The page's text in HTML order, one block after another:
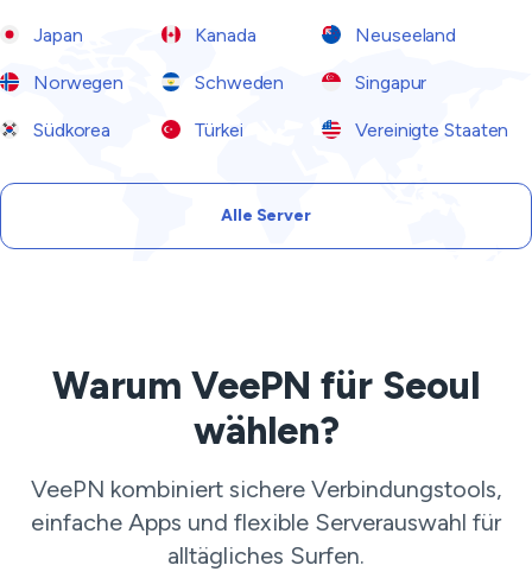
Japan Kanada Neuseeland
Norwegen Schweden Singapur
Südkorea Türkei Vereinigte Staaten
Alle Server
Warum VeePN für Seoul
wählen?
VeePN kombiniert sichere Verbindungstools,
einfache Apps und flexible Serverauswahl für
alltägliches Surfen.